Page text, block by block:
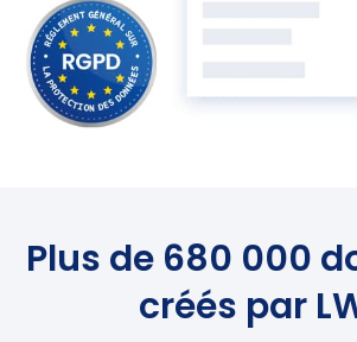
Plus de 680 000
créés par